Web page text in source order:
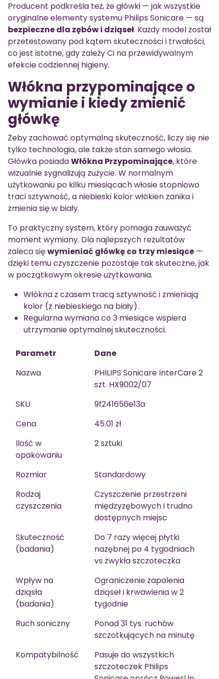
Producent podkreśla też, że główki — jak wszystkie
oryginalne elementy systemu Philips Sonicare — są
bezpieczne dla zębów i dziąseł. Każdy model został
przetestowany pod kątem skuteczności i trwałości,
co jest istotne, gdy zależy Ci na przewidywalnym
efekcie codziennej higieny.
Włókna przypominające o
wymianie i kiedy zmienić
główkę
Żeby zachować optymalną skuteczność, liczy się nie
tylko technologia, ale także stan samego włosia.
Główka posiadaWłókna Przypominające, które
wizualnie sygnalizują zużycie. W normalnym
użytkowaniu po kilku miesiącach włosie stopniowo
traci sztywność, a niebieski kolor włókien zanika i
zmienia się w biały.
To praktyczny system, który pomaga zauważyć
moment wymiany. Dla najlepszych rezultatów
zaleca sięwymieniać główkę co trzy miesiące —
dzięki temu czyszczenie pozostaje tak skuteczne, jak
w początkowym okresie użytkowania.
Włókna z czasem tracą sztywność i zmieniają
kolor (z niebieskiego na biały).
Regularna wymiana co 3 miesiące wspiera
utrzymanie optymalnej skuteczności.
Parametr
Dane
Nazwa
PHILIPS Sonicare InterCare 2
szt. HX9002/07
SKU
9f241656e13a
Cena
45.01 zł
Ilość w
opakowaniu
2 sztuki
Rozmiar
Standardowy
Rodzaj
czyszczenia
Czyszczenie przestrzeni
międzyzębowych i trudno
dostępnych miejsc
Skuteczność
(badania)
Do 7 razy więcej płytki
nazębnej po 4 tygodniach
vs zwykła szczoteczka
Wpływ na
dziąsła
(badania)
Ograniczenie zapalenia
dziąseł i krwawienia w 2
tygodnie
Ruch soniczny
Ponad 31 tys. ruchów
szczotkujących na minutę
Kompatybilność
Pasuje do wszystkich
szczoteczek Philips